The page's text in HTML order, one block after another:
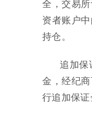
全，交易
资者账户
持仓。
追加保
金，经纪
行追加保证